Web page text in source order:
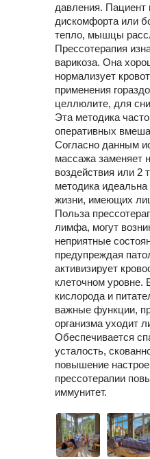
давления.
дискомфорта или
тепло, мышцы
Прессотерапия
варикоза. Она
нормализует
применения
целлюлите, для
Эта методика
оперативных
Согласно данным
массажа заменяет
воздействия или 2
методика
жизни, имеющих
Польза
лимфа, могут
неприятные
предупреждая
активизирует
клеточном уровне.
кислорода и
важные функции,
организма уходит
Обеспечивается
усталость,
повышение
прессотерапии
иммунитет.